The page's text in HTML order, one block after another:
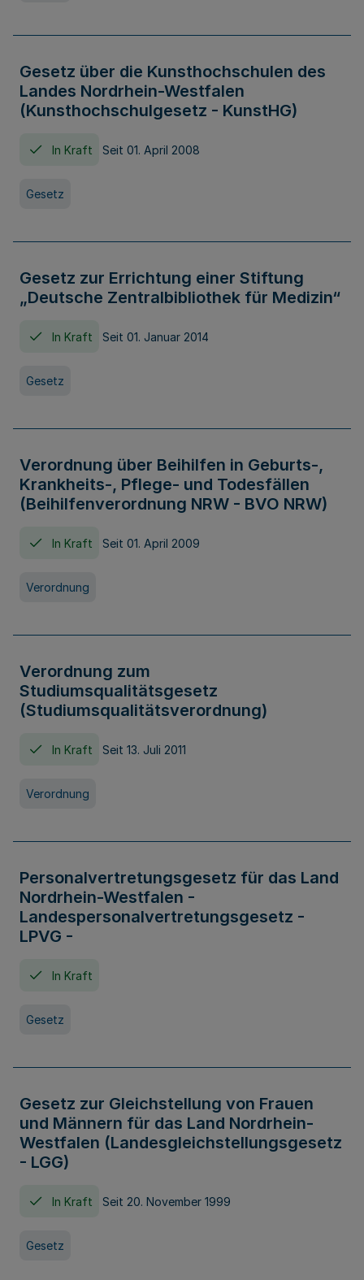
Gesetz über die Kunsthochschulen des
Landes Nordrhein-Westfalen
(Kunsthochschulgesetz - KunstHG)
In Kraft Seit 01. April 2008
Gesetz
Gesetz zur Errichtung einer Stiftung
„Deutsche Zentralbibliothek für Medizin“
In Kraft Seit 01. Januar 2014
Gesetz
Verordnung über Beihilfen in Geburts-,
Krankheits-, Pflege- und Todesfällen
(Beihilfenverordnung NRW - BVO NRW)
In Kraft Seit 01. April 2009
Verordnung
Verordnung zum
Studiumsqualitätsgesetz
(Studiumsqualitätsverordnung)
In Kraft Seit 13. Juli 2011
Verordnung
Personalvertretungsgesetz für das Land
Nordrhein-Westfalen -
Landespersonalvertretungsgesetz -
LPVG -
In Kraft
Gesetz
Gesetz zur Gleichstellung von Frauen
und Männern für das Land Nordrhein-
Westfalen (Landesgleichstellungsgesetz
- LGG)
In Kraft Seit 20. November 1999
Gesetz